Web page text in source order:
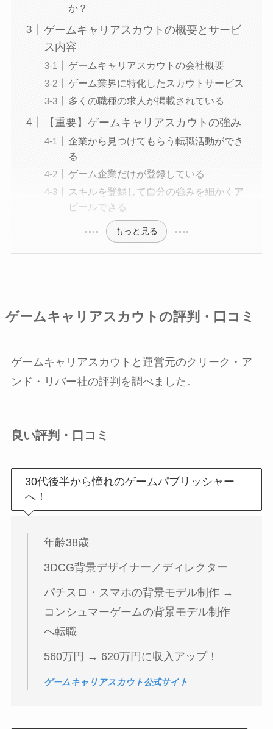
か？
ゲームキャリアスカウトの概要とサービ
ス内容
ゲームキャリアスカウトの会社概要
ゲーム業界に特化したスカウトサービス
多くの職種の求人が掲載されている
【重要】ゲームキャリアスカウトの強み
企業から見つけてもらう転職活動ができ
る
ゲーム企業だけが登録している
スキルを登録して自分の強みを細かくア
ピールできる
もっと見る
ゲームキャリアスカウトの評判・口コミ
ゲームキャリアスカウトと運営元のクリーク・ア
ンド・リバー社の評判を調べました。
良い評判・口コミ
30代後半から憧れのゲームパブリッシャー
へ！
年齢38歳
3DCG背景デザイナー／ディレクター
パチスロ・スマホの背景モデル制作 →
コンシュマーゲームの背景モデル制作
へ転職
560万円 → 620万円に収入アップ！
ゲームキャリアスカウト公式サイト